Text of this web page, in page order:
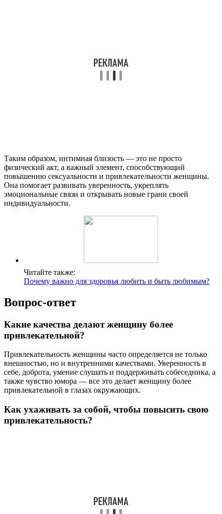
Таким образом, интимная близость — это не просто
физический акт, а важный элемент, способствующий
повышению сексуальности и привлекательности женщины.
Она помогает развивать уверенность, укреплять
эмоциональные связи и открывать новые грани своей
индивидуальности.
Читайте также:
Почему важно для здоровья любить и быть любимым?
Вопрос-ответ
Какие качества делают женщину более
привлекательной?
Привлекательность женщины часто определяется не только
внешностью, но и внутренними качествами. Уверенность в
себе, доброта, умение слушать и поддерживать собеседника, а
также чувство юмора — все это делает женщину более
привлекательной в глазах окружающих.
Как ухаживать за собой, чтобы повысить свою
привлекательность?